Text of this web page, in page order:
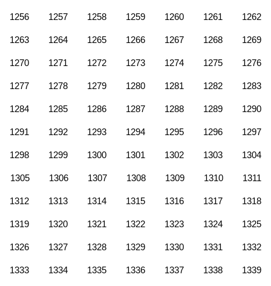
1256 1257 1258 1259 1260 1261 1262
1263 1264 1265 1266 1267 1268 1269
1270 1271 1272 1273 1274 1275 1276
1277 1278 1279 1280 1281 1282 1283
1284 1285 1286 1287 1288 1289 1290
1291 1292 1293 1294 1295 1296 1297
1298 1299 1300 1301 1302 1303 1304
1305 1306 1307 1308 1309 1310 1311
1312 1313 1314 1315 1316 1317 1318
1319 1320 1321 1322 1323 1324 1325
1326 1327 1328 1329 1330 1331 1332
1333 1334 1335 1336 1337 1338 1339